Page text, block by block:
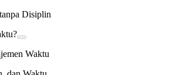
Disiplin
Waktu